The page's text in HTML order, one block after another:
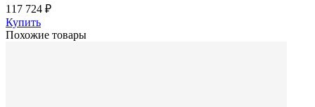
117 724 ₽
Купить
Похожие товары